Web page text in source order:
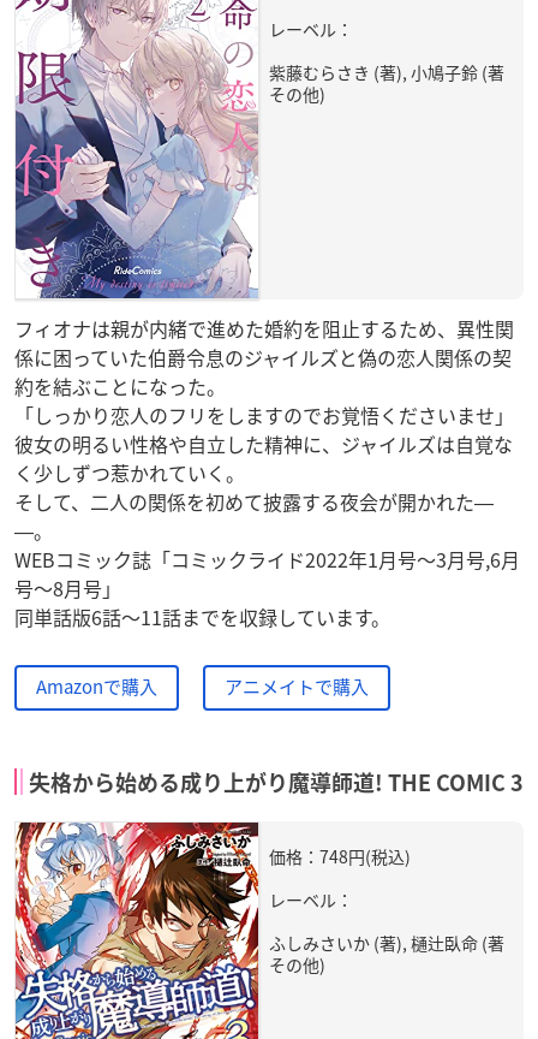
レーベル：
紫藤むらさき (著), 小鳩子鈴 (著
その他)
フィオナは親が内緒で進めた婚約を阻止するため、異性関
係に困っていた伯爵令息のジャイルズと偽の恋人関係の契
約を結ぶことになった。
「しっかり恋人のフリをしますのでお覚悟くださいませ」
彼女の明るい性格や自立した精神に、ジャイルズは自覚な
く少しずつ惹かれていく。
そして、二人の関係を初めて披露する夜会が開かれた―
―。
WEBコミック誌「コミックライド2022年1月号～3月号,6月
号～8月号」
同単話版6話～11話までを収録しています。
Amazonで購入 アニメイトで購入
失格から始める成り上がり魔導師道! THE COMIC 3
価格：748円(税込)
レーベル：
ふしみさいか (著), 樋辻臥命 (著
その他)